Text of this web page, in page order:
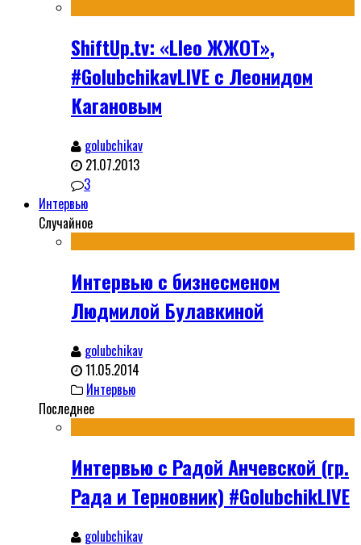
ShiftUp.tv: «Lleo ЖЖОТ»,
#GolubchikavLIVE с Леонидом
Кагановым
golubchikav
21.07.2013
3
Интервью
Случайное
Интервью с бизнесменом
Людмилой Булавкиной
golubchikav
11.05.2014
Интервью
Последнее
Интервью с Радой Анчевской (гр.
Рада и Терновник) #GolubchikLIVE
golubchikav